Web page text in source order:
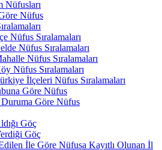
Nüfusları
Nüfus
Nüfus Sıralamaları
Nüfus Sıralamaları
Nüfus Sıralamaları
Nüfus Sıralamaları
İlçeleri Nüfus Sıralamaları
Göre Nüfus
Göre Nüfus
Göç
Göç
İle Göre Nüfusa Kayıtlı Olunan İl